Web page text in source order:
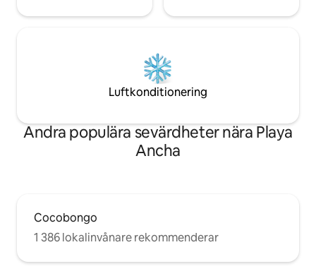
Luftkonditionering
Andra populära sevärdheter nära Playa
Ancha
Cocobongo
1 386 lokalinvånare rekommenderar